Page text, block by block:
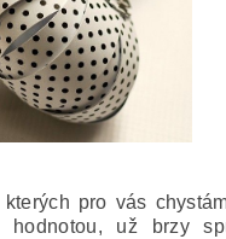
pro vás
už brzy